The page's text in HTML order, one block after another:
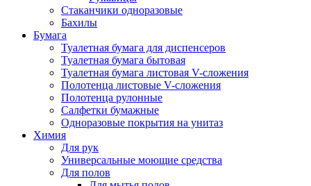
Стаканчики одноразовые
Бахилы
Бумага
Туалетная бумага для диспенсеров
Туалетная бумага бытовая
Туалетная бумага листовая V-сложения
Полотенца листовые V-сложения
Полотенца рулонные
Салфетки бумажные
Одноразовые покрытия на унитаз
Химия
Для рук
Универсальные моющие средства
Для полов